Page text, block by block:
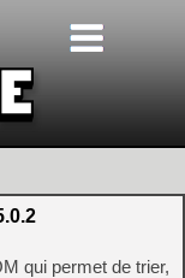
qui permet de trier,